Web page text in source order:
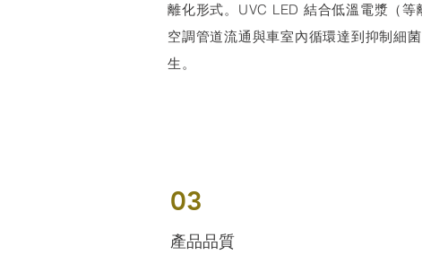
離化形式。UVC LED 結合低溫電漿（等
空調管道流通與車室內循環達到抑制細
生。
03
​產品品質